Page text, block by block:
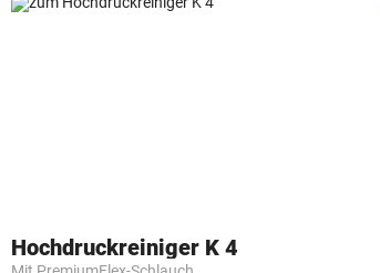
Hochdruckreiniger K 4